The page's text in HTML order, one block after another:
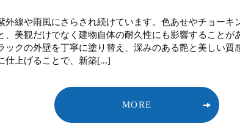
外線や雨風にさらされ続けています。色あせやチョーキ
、美観だけでなく建物自体の耐久性にも影響することが
ックの外壁を丁寧に塗り替え、深みのある艶と美しい質
仕上げることで、新築[...]
MORE